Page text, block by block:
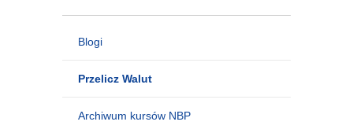
Blogi
Przelicz Walut
Archiwum kursów NBP